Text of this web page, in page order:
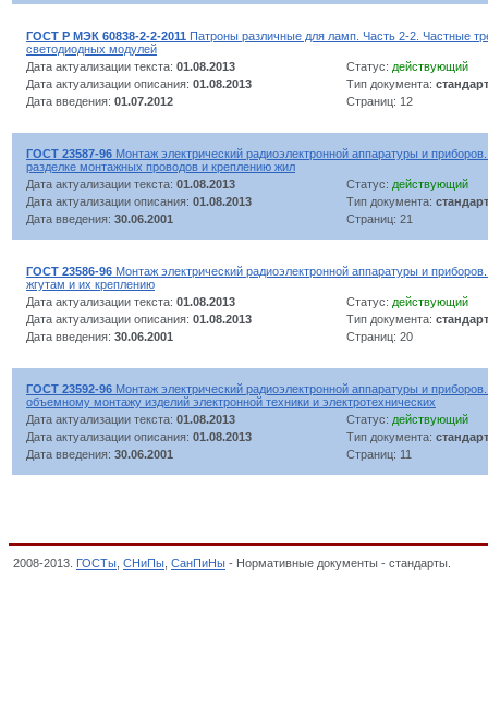
ГОСТ Р МЭК 60838-2-2-2011 Патроны различные для ламп. Часть 2-2. Частные
светодиодных модулей
Дата актуализации текста: 01.08.2013 Статус: действующий
Дата актуализации описания: 01.08.2013 Тип документа: стандарт
Дата введения: 01.07.2012 Страниц: 12
ГОСТ 23587-96 Монтаж электрический радиоэлектронной аппаратуры и
разделке монтажных проводов и креплению жил
Дата актуализации текста: 01.08.2013 Статус: действующий
Дата актуализации описания: 01.08.2013 Тип документа: стандарт
Дата введения: 30.06.2001 Страниц: 21
ГОСТ 23586-96 Монтаж электрический радиоэлектронной аппаратуры и
жгутам и их креплению
Дата актуализации текста: 01.08.2013 Статус: действующий
Дата актуализации описания: 01.08.2013 Тип документа: стандарт
Дата введения: 30.06.2001 Страниц: 20
ГОСТ 23592-96 Монтаж электрический радиоэлектронной аппаратуры и
объемному монтажу изделий электронной техники и электротехнических
Дата актуализации текста: 01.08.2013 Статус: действующий
Дата актуализации описания: 01.08.2013 Тип документа: стандарт
Дата введения: 30.06.2001 Страниц: 11
2008-2013. ГОСТы СНиПы СанПиНы - Нормативные документы - стандарты.